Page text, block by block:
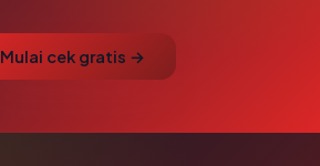
Mulai cek gratis →